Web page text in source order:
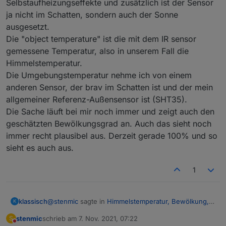
verschmiert. Schön ist wirklich anders
aber ich
mußte die Dose nach dem Anschließen auf der zu
gestanden nicht, daß das so lange hält. Eine schöne
Edelstahldurchführung liegt schon seit >2 Jahren
bereit. Aber so lange es funktioniert, bleibt es. Die
Vögel auf den Dach wird es nicht stören.
Etwas mehr zur Theorie der Himmelstemperatur und
der virtuellen Himmelstemperatur sowie die
Ableitung der Formel
Cloudage = 1 - (T_amb - T_sky)/20
zur Berechnung des Gesamtbedeckungsgrades
(Bewölkung) habe ich ebenfalls imHM-Forum
beschrieben.
Bitte beachten: Ich bin kein Meteorologe und habe
mir das einfach zusammengelesen, eine vereinfachte
und plausibilisiert. Wenn sich jemand damit besser
Selbstaufheizungseffekte und zusätzlich ist der Sensor
ja nicht im Schatten, sondern auch der Sonne
ausgesetzt.
Die "object temperature" ist die mit dem IR sensor
gemessene Temperatur, also in unserem Fall die
Himmelstemperatur.
Die Umgebungstemperatur nehme ich von einem
anderen Sensor, der brav im Schatten ist und der mein
allgemeiner Referenz-Außensensor ist (SHT35).
Die Sache läuft bei mir noch immer und zeigt auch den
geschätzten Bewölkungsgrad an. Auch das sieht noch
immer recht plausibel aus. Derzeit gerade 100% und so
sieht es auch aus.
1
K klassisch@stenmic sagte in Himmelstemperatur, Bewölkung,
S stenmicschrieb am 7. Nov. 2021, 07:22
zuletzt editiert von